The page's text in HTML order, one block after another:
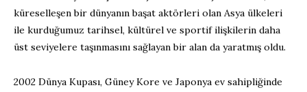
küreselleşen bir dünyanın başat aktörleri olan Asya ülkeleri
ile kurduğumuz tarihsel, kültürel ve sportif ilişkilerin daha
üst seviyelere taşınmasını sağlayan bir alan da yaratmış oldu.
2002 Dünya Kupası, Güney Kore ve Japonya ev sahipliğinde